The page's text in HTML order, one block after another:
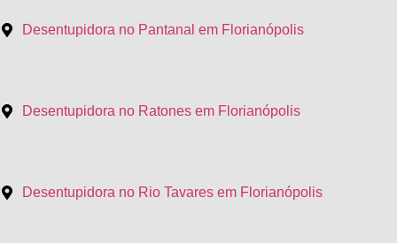
Desentupidora no Pantanal em Florianópolis
Desentupidora no Ratones em Florianópolis
Desentupidora no Rio Tavares em Florianópolis